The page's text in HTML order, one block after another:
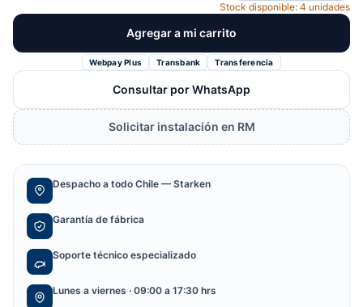
Stock disponible: 4 unidades
Agregar a mi carrito
Webpay Plus Transbank Transferencia
Consultar por WhatsApp
Solicitar instalación en RM
Despacho a todo Chile — Starken
Garantía de fábrica
Soporte técnico especializado
Lunes a viernes · 09:00 a 17:30 hrs